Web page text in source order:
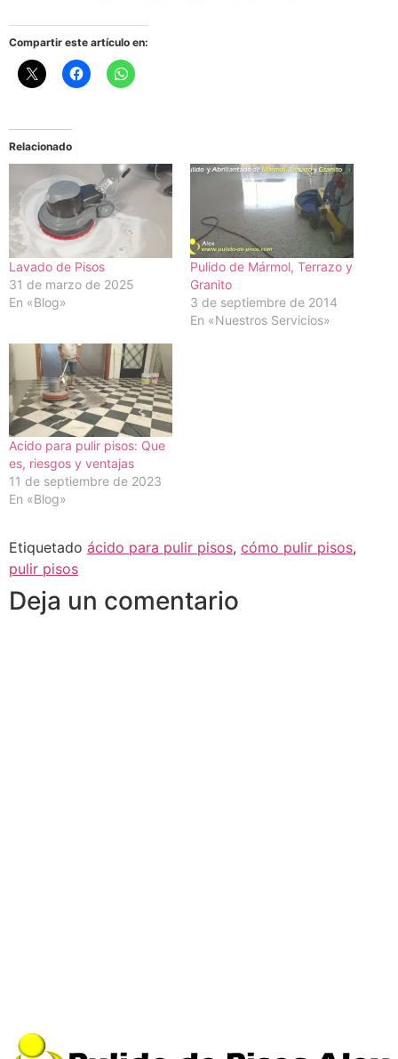
Compartir este artículo en:
Relacionado
Lavado de Pisos
31 de marzo de 2025
En «Blog»
Pulido de Mármol, Terrazo y
Granito
3 de septiembre de 2014
En «Nuestros Servicios»
Acido para pulir pisos: Que
es, riesgos y ventajas
11 de septiembre de 2023
En «Blog»
Etiquetado ácido para pulir pisos, cómo pulir pisos,
pulir pisos
Deja un comentario